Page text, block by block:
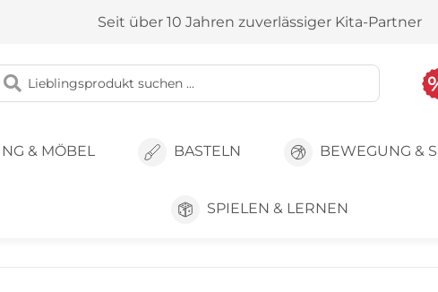
Seit über 10 Jahren zuverlässiger Kita-Partner
& MÖBEL BASTELN BEWEGUNG &
SPIELEN & LERNEN